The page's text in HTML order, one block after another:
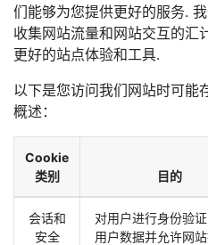
们能够为您提供更好的服务.
收集网站流量和网站交互的汇
更好的站点体验和工具.
以下是您访问我们网站时可
概述：
Cookie
类别
目的
会话和
安全
对用户进行身份验
用户数据并允许网